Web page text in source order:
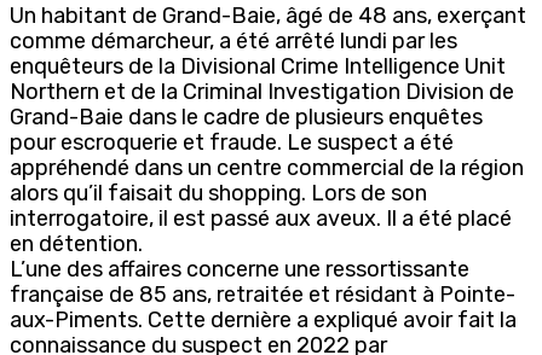
Un habitant de Grand-Baie, âgé de 48 ans, exerçant
comme démarcheur, a été arrêté lundi par les
enquêteurs de la Divisional Crime Intelligence Unit
Northern et de la Criminal Investigation Division de
Grand-Baie dans le cadre de plusieurs enquêtes
pour escroquerie et fraude. Le suspect a été
appréhendé dans un centre commercial de la région
alors qu’il faisait du shopping. Lors de son
interrogatoire, il est passé aux aveux. Il a été placé
en détention.
L’une des affaires concerne une ressortissante
française de 85 ans, retraitée et résidant à Pointe-
aux-Piments. Cette dernière a expliqué avoir fait la
connaissance du suspect en 2022 par